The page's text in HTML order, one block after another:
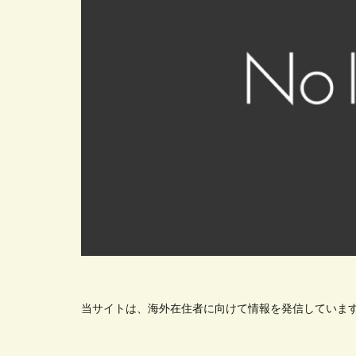
当サイトは、海外在住者に向けて情報を発信していま